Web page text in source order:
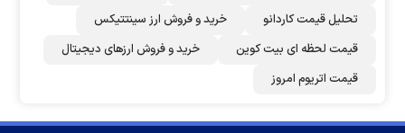
تحلیل قیمت کاردانو
خرید و فروش ارز سینتتیکس
قیمت لحظه ای بیت کوین
خرید و فروش ارزهای دیجیتال
قیمت اتریوم امروز